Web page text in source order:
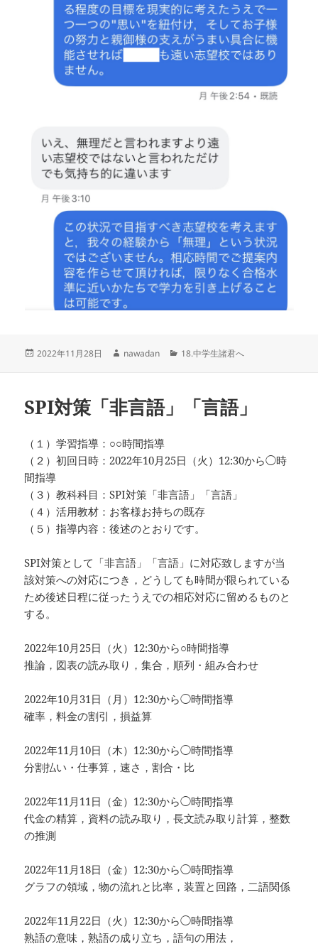
投
2022年11月28日
作
nawadan
カ
18.中学生諸君へ
SPI対策「非言語」「言語」
（１）学習指導：○○時間指導
（２）初回日時：2022年10月25日（火）12:30から◯時
間指導
（３）教科科目：SPI対策「非言語」「言語」
（４）活用教材：お客様お持ちの既存
（５）指導内容：後述のとおりです。
SPI対策として「非言語」「言語」に対応致しますが当
該対策への対応につき，どうしても時間が限られている
ため後述日程に従ったうえでの相応対応に留めるものと
する。
2022年10月25日（火）12:30から○時間指導
推論，図表の読み取り，集合，順列・組み合わせ
2022年10月31日（月）12:30から◯時間指導
確率，料金の割引，損益算
2022年11月10日（木）12:30から◯時間指導
分割払い・仕事算，速さ，割合・比
2022年11月11日（金）12:30から◯時間指導
代金の精算，資料の読み取り，長文読み取り計算，整数
の推測
2022年11月18日（金）12:30から◯時間指導
グラフの領域，物の流れと比率，装置と回路，二語関係
2022年11月22日（火）12:30から◯時間指導
熟語の意味，熟語の成り立ち，語句の用法，